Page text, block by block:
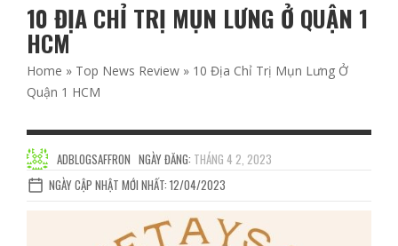
10 ĐỊA CHỈ TRỊ MỤN LƯNG Ở QUẬN 1
HCM
Home » Top News Review » 10 Địa Chỉ Trị Mụn Lưng Ở
Quận 1 HCM
ADBLOGSAFFRON NGÀY ĐĂNG: THÁNG 4 2, 2023
NGÀY CẬP NHẬT MỚI NHẤT: 12/04/2023